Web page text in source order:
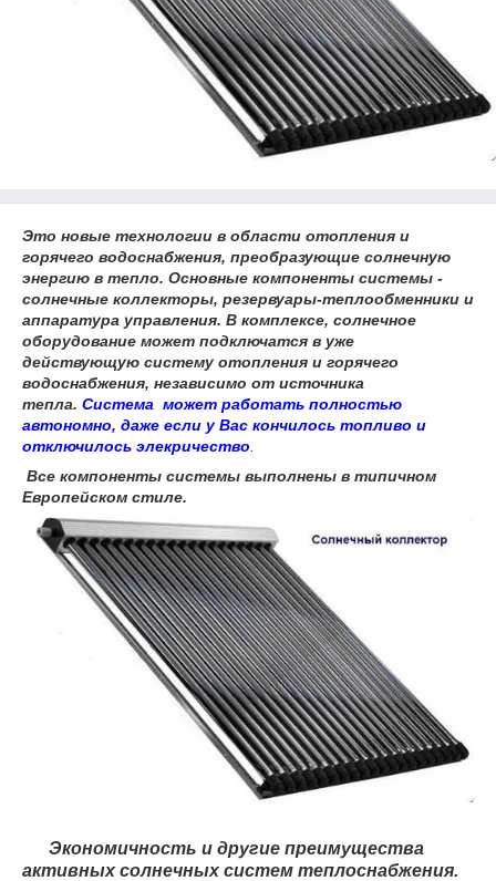
Это новые технологии в области отопления и
горячего водоснабжения, преобразующие солнечную
энергию в тепло. Основные компоненты системы -
солнечные коллекторы, резервуары-теплообменники и
аппаратура управления. В комплексе, солнечное
оборудование может подключатся в уже
действующую систему отопления и горячего
водоснабжения, независимо от источника
тепла. Система может работать полностью
автономно, даже если у Вас кончилось топливо и
отключилось элекричество
Все компоненты системы выполнены в типичном
Европейском стиле.
Экономичность и другие преимущества
активных солнечных систем теплоснабжения.